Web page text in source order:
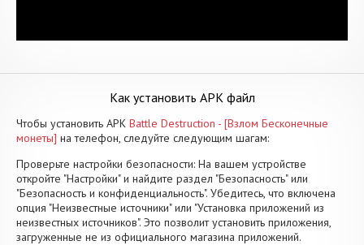
Как установить APK файл
Чтобы установить APK Battle Destruction - [Взлом Бесконечные
монеты] на телефон, следуйте следующим шагам:
Проверьте настройки безопасности: На вашем устройстве
откройте "Настройки" и найдите раздел "Безопасность" или
"Безопасность и конфиденциальность". Убедитесь, что включена
опция "Неизвестные источники" или "Установка приложений из
неизвестных источников". Это позволит установить приложения,
загруженные не из официального магазина приложений.